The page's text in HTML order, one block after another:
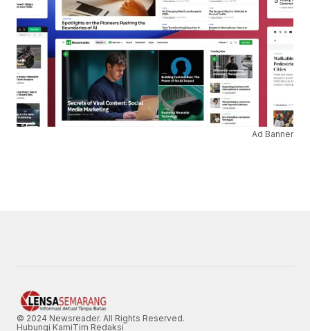
Ad Banner
© 2024 Newsreader. All Rights Reserved.
Hubungi KamiTim Redaksi